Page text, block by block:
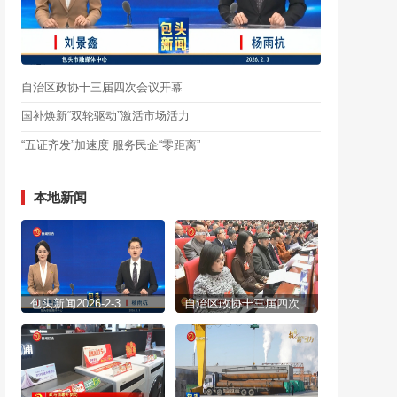
自治区政协十三届四次会议开幕
国补焕新“双轮驱动”激活市场活力
“五证齐发”加速度 服务民企“零距离”
本地新闻
包头新闻2026-2-3 自治区政协十三届四次会议开幕